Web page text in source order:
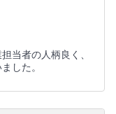
当者の人柄良く、
した。